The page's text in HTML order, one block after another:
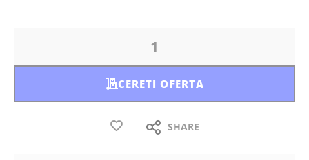
CERETI OFERTA
SHARE